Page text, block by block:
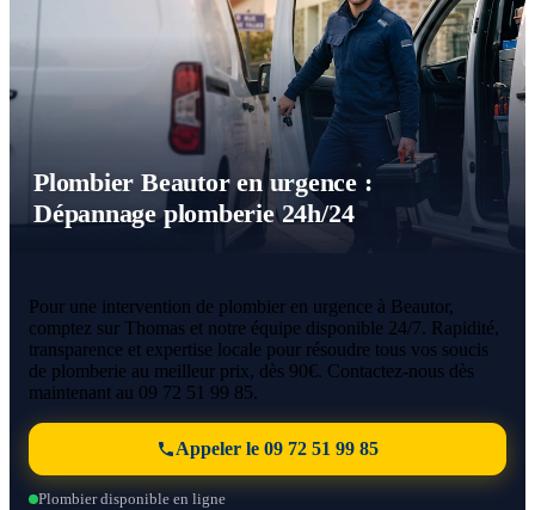
Plombier Beautor en urgence :
Dépannage plomberie 24h/24
Pour une intervention de plombier en urgence à Beautor,
comptez sur Thomas et notre équipe disponible 24/7. Rapidité,
transparence et expertise locale pour résoudre tous vos soucis
de plomberie au meilleur prix, dès 90€. Contactez-nous dès
maintenant au 09 72 51 99 85.
Appeler le 09 72 51 99 85
Plombier disponible en ligne